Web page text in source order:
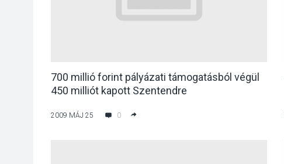
700 millió forint pályázati támogatásból végül
450 milliót kapott Szentendre
2009 MÁJ 25 0